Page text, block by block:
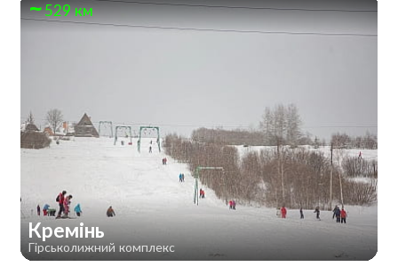
529 км
Кремінь
Гірськолижний комплекс